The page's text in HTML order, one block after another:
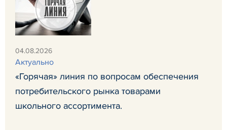
04.08.2026
Актуально
«Горячая» линия по вопросам обеспечения
потребительского рынка товарами
школьного ассортимента.